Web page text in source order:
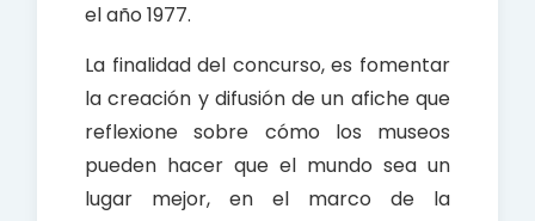
el año 1977.
La finalidad del concurso, es fomentar
la creación y difusión de un afiche que
reflexione sobre cómo los museos
pueden hacer que el mundo sea un
lugar mejor, en el marco de la